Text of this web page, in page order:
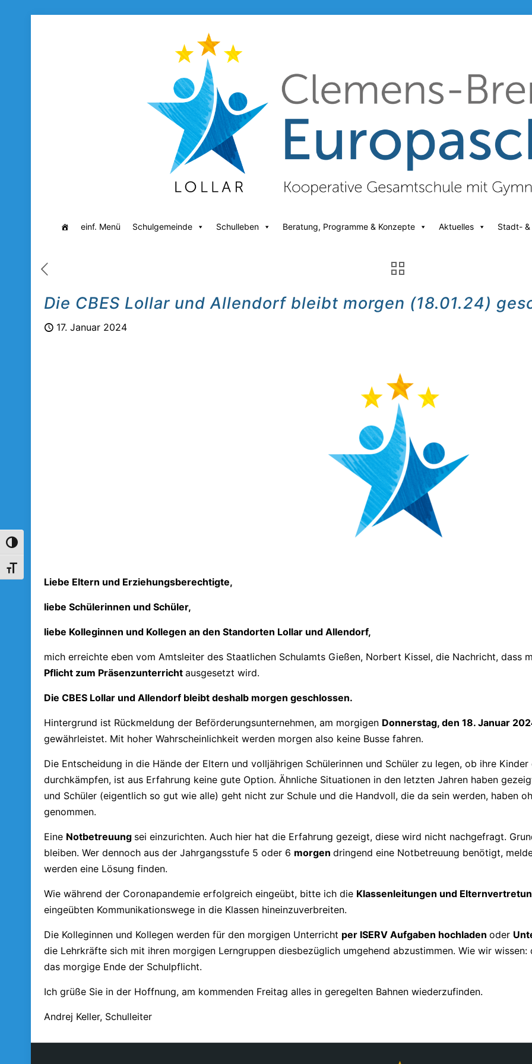
Umschalten auf hohe Kontraste
Schrift vergrößern
einf. Menü Schulgemeinde Schulleben Beratung, Programme & Konzepte Aktuelles Stadt- &
Die CBES Lollar und Allendorf bleibt morgen (18.01.24)
17. Januar 2024
Liebe Eltern und Erziehungsberechtigte,
liebe Schülerinnen und Schüler,
liebe Kolleginnen und Kollegen an den Standorten Lollar und Allendorf,
mich erreichte eben vom Amtsleiter des Staatlichen Schulamts Gießen, Norbert Kissel, die Nachricht, dass
Pflicht zum Präsenzunterrichtausgesetzt wird.
Die CBES Lollar und Allendorf bleibt deshalb morgen geschlossen.
Hintergrund ist Rückmeldung der Beförderungsunternehmen, am morgigen Donnerstag, den 18. Januar
gewährleistet. Mit hoher Wahrscheinlichkeit werden morgen also keine Busse fahren.
Die Entscheidung in die Hände der Eltern und volljährigen Schülerinnen und Schüler zu legen, ob ihre
durchkämpfen, ist aus Erfahrung keine gute Option. Ähnliche Situationen in den letzten Jahren haben
und Schüler (eigentlich so gut wie alle) geht nicht zur Schule und die Handvoll, die da sein werden, haben
genommen.
Eine Notbetreuung sei einzurichten. Auch hier hat die Erfahrung gezeigt, diese wird nicht nachgefragt.
bleiben. Wer dennoch aus der Jahrgangsstufe 5 oder 6 morgendringend eine Notbetreuung benötigt,
werden eine Lösung finden.
Wie während der Coronapandemie erfolgreich eingeübt, bitte ich die Klassenleitungen und
eingeübten Kommunikationswege in die Klassen hineinzuverbreiten.
Die Kolleginnen und Kollegen werden für den morgigen Unterricht per ISERV Aufgaben hochladenoder
die Lehrkräfte sich mit ihren morgigen Lerngruppen diesbezüglich umgehend abzustimmen. Wie wir
das morgige Ende der Schulpflicht.
Ich grüße Sie in der Hoffnung, am kommenden Freitag alles in geregelten Bahnen wiederzufinden.
Andrej Keller, Schulleiter